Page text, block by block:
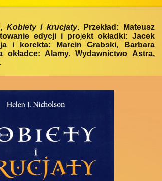
Kobiety i krucjaty. Przekład: Mateusz
edycji i projekt okładki: Jacek
i korekta: Marcin Grabski, Barbara
okładce: Alamy. Wydawnictwo Astra,